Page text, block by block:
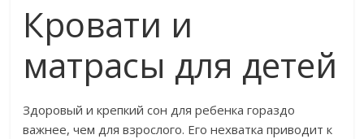
Кровати и
матрасы для детей
Здоровый и крепкий сон для ребенка гораздо
важнее, чем для взрослого. Его нехватка приводит к